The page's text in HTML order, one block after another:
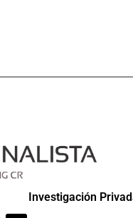
Investigación